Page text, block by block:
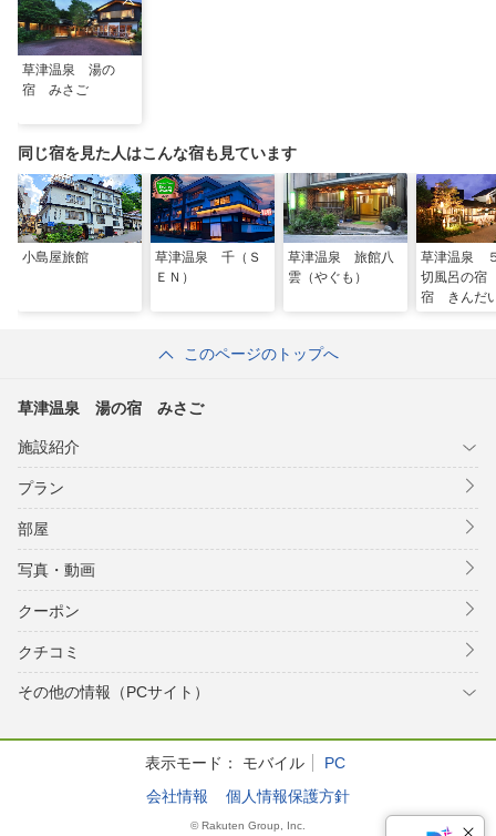
草津温泉 湯の
宿 みさご
同じ宿を見た人はこんな宿も見ています
小島屋旅館
草津温泉 千（Ｓ
ＥＮ）
草津温泉 旅館八
雲（やぐも）
草津温泉
切風呂の
宿 きんだ
このページのトップへ
草津温泉 湯の宿 みさご
施設紹介
プラン
部屋
写真・動画
クーポン
クチコミ
その他の情報（PCサイト）
表示モード： モバイル
PC
会社情報
個人情報保護方針
© Rakuten Group, Inc.